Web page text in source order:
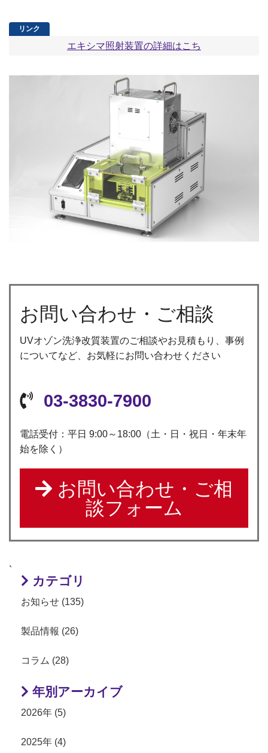
エキシマ照射装置の詳細はこち
お問い合わせ・ご相談
UVオゾン洗浄改質装置のご相談やお見積もり、事例
についてなど、お気軽にお問い合わせください
03-3830-7900
電話受付：平日 9:00～18:00（土・日・祝日・年末年
始を除く）
お問い合わせ・ご相
談フォーム
`
カテゴリ
お知らせ (135)
製品情報 (26)
コラム (28)
年別アーカイブ
2026年 (5)
2025年 (4)